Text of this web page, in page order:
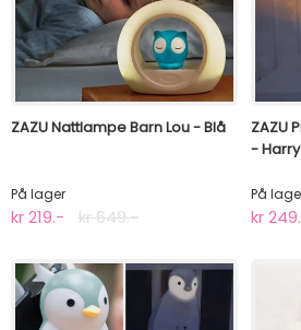
ZAZU Nattlampe Barn Lou - Blå
På lager
kr 219.- kr 649.-
ZAZU
- Harry
På
kr